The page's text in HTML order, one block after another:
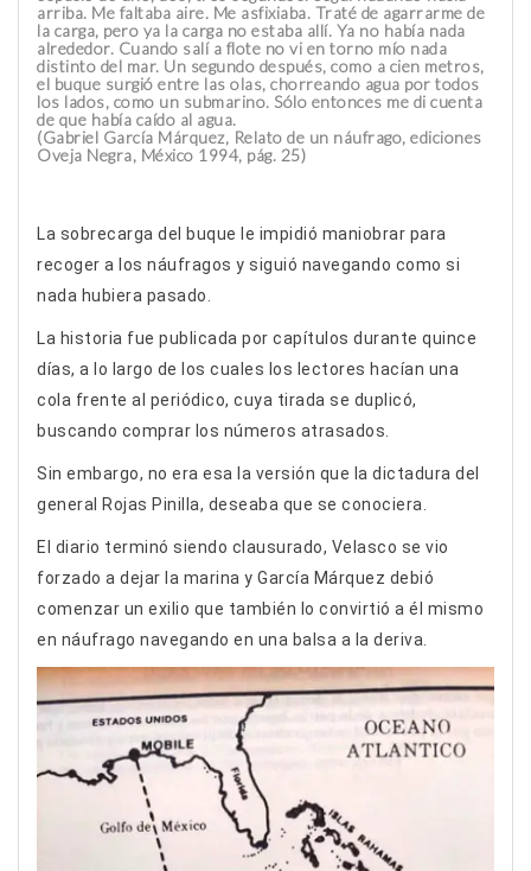
arriba. Me faltaba aire. Me asfixiaba. Traté de agarrarme de
la carga, pero ya la carga no estaba allí. Ya no había nada
alrededor. Cuando salí a flote no vi en torno mío nada
distinto del mar. Un segundo después, como a cien metros,
el buque surgió entre las olas, chorreando agua por todos
los lados, como un submarino. Sólo entonces me di cuenta
de que había caído al agua.
(Gabriel García Márquez, Relato de un náufrago, ediciones
Oveja Negra, México 1994, pág. 25)
La sobrecarga del buque le impidió maniobrar para
recoger a los náufragos y siguió navegando como si
nada hubiera pasado.
La historia fue publicada por capítulos durante quince
días, a lo largo de los cuales los lectores hacían una
cola frente al periódico, cuya tirada se duplicó,
buscando comprar los números atrasados.
Sin embargo, no era esa la versión que la dictadura del
general Rojas Pinilla, deseaba que se conociera.
El diario terminó siendo clausurado, Velasco se vio
forzado a dejar la marina y García Márquez debió
comenzar un exilio que también lo convirtió a él mismo
en náufrago navegando en una balsa a la deriva.